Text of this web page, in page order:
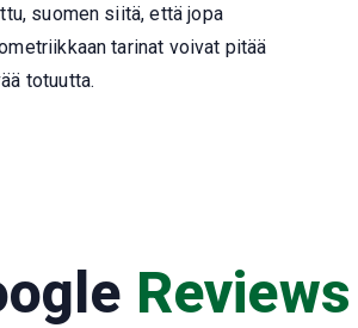
suomen siitä, että jopa
tarinat voivat pitää
totuutta.
Reviews